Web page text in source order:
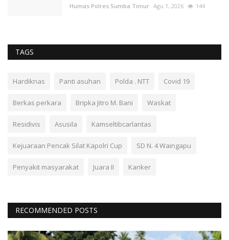
Humas Polres Sumba Timur Agu 1, 2026 144
TAGS
Hardiknas Panti asuhan Polda . NTT Covid 19
Berkas perkara Bripka Jitro M. Bani Waskat
Residivis Asusila Kamseltibcarlantas
Kejuaraan Pencak Silat Kapolri Cup SD N. 4 Waingapu
Penyakit masyarakat Juara II Kanker
RECOMMENDED POSTS